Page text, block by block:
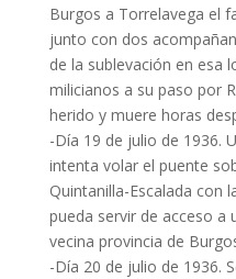
Burgos a Torrelavega el
junto con dos
de la sublevación en esa
milicianos a su paso por
herido y muere horas
-Día 19 de julio de 1936.
intenta volar el puente
Quintanilla-Escalada con
pueda servir de acceso a
vecina provincia de
-Día 20 de julio de 1936.